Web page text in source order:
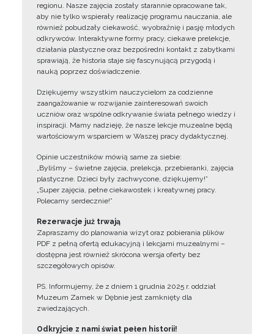
regionu. Nasze zajęcia zostały starannie opracowane tak,
aby nie tylko wspierały realizację programu nauczania, ale
również pobudzały ciekawość, wyobraźnię i pasję młodych
odkrywców. Interaktywne formy pracy, ciekawe prelekcje,
działania plastyczne oraz bezpośredni kontakt z zabytkami
sprawiają, że historia staje się fascynującą przygodą i
nauką poprzez doświadczenie.
Dziękujemy wszystkim nauczycielom za codzienne
zaangażowanie w rozwijanie zainteresowań swoich
uczniów oraz wspólne odkrywanie świata pełnego wiedzy i
inspiracji. Mamy nadzieję, że nasze lekcje muzealne będą
wartościowym wsparciem w Waszej pracy dydaktycznej.
Opinie uczestników mówią same za siebie:
„Byliśmy – świetne zajęcia, prelekcja, przebieranki, zajęcia
plastyczne. Dzieci były zachwycone, dziękujemy!”
„Super zajęcia, pełne ciekawostek i kreatywnej pracy.
Polecamy serdecznie!”
Rezerwacje już trwają
Zapraszamy do planowania wizyt oraz pobierania plików
PDF z pełną ofertą edukacyjną i lekcjami muzealnymi –
dostępna jest również skrócona wersja oferty bez
szczegółowych opisów.
PS. Informujemy, że z dniem 1 grudnia 2025 r. oddział
Muzeum Zamek w Dębnie jest zamknięty dla
zwiedzających.
Odkryjcie z nami świat pełen historii!